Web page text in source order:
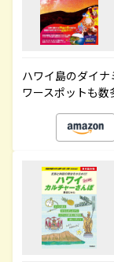
ハワイ島のダイ
ワースポットも数